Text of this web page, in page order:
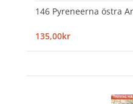
146 Pyreneerna östra
135,00kr